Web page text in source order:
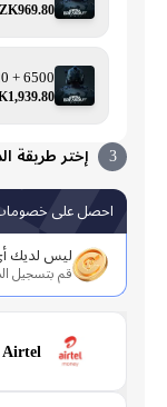
ZK969.80
6500 + 320 سندًا
ZK1,939.80
إختر طريقة الدفع
احصل على خصومات اكبر
ليس لديك أي نقاط
قم بتسجيل الدخول
Airtel موني زامبيا